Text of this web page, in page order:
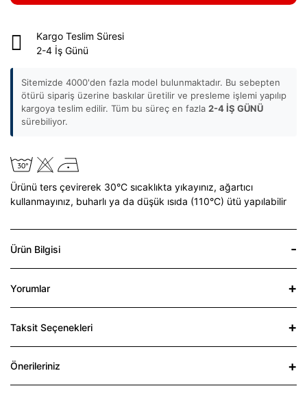
Kargo Teslim Süresi
2-4 İş Günü
Sitemizde 4000'den fazla model bulunmaktadır. Bu sebepten
ötürü sipariş üzerine baskılar üretilir ve presleme işlemi yapılıp
kargoya teslim edilir. Tüm bu süreç en fazla 2-4 İŞ GÜNÜ
sürebiliyor.
Ürünü ters çevirerek 30°C sıcaklıkta yıkayınız, ağartıcı
kullanmayınız, buharlı ya da düşük ısıda (110°C) ütü yapılabilir
Ürün Bilgisi
Yorumlar
Taksit Seçenekleri
Önerileriniz